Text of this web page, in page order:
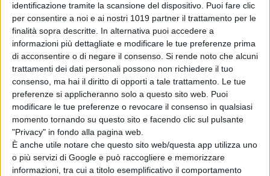
identificazione tramite la scansione del dispositivo. Puoi fare clic
per consentire a noi e ai nostri 1019 partner il trattamento per le
finalità sopra descritte. In alternativa puoi accedere a
informazioni più dettagliate e modificare le tue preferenze prima
di acconsentire o di negare il consenso. Si rende noto che alcuni
trattamenti dei dati personali possono non richiedere il tuo
consenso, ma hai il diritto di opporti a tale trattamento. Le tue
preferenze si applicheranno solo a questo sito web. Puoi
modificare le tue preferenze o revocare il consenso in qualsiasi
momento tornando su questo sito e facendo clic sul pulsante
"Privacy" in fondo alla pagina web.
È anche utile notare che questo sito web/questa app utilizza uno
o più servizi di Google e può raccogliere e memorizzare
informazioni, tra cui a titolo esemplificativo il comportamento
fantasmi possono intrecciarsi alle
nostre emozioni più profonde e
intime.
La Redazione
PubblicatoNovembre 4, 2022 in